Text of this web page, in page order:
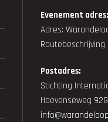
Evenement adres:
Adres:
Routebeschrijving
Postadres:
Stichting
Hoevenseweg